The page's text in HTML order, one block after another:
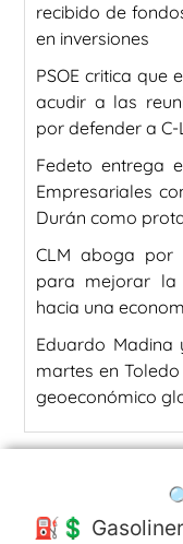
recibido de
en inversiones
PSOE critica que
acudir a las
por defender a C-
Fedeto entrega
Empresariales
Durán como
CLM aboga por
para mejorar la
hacia una
Eduardo Madina
martes en
geoeconómico
⛽️💲